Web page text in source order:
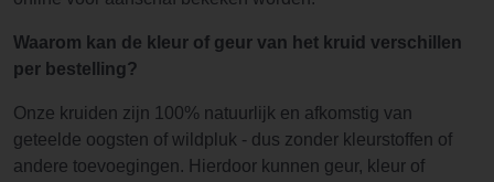
Waarom kan de kleur of geur van het kruid verschillen
per bestelling?
Onze kruiden zijn 100% natuurlijk en afkomstig van
geteelde oogsten of wildpluk - dus zonder kleurstoffen of
andere toevoegingen. Hierdoor kunnen geur, kleur of